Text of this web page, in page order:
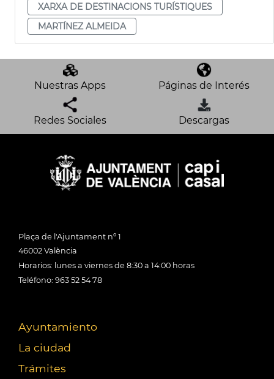
XARXA DE DESTINACIONS TURÍSTIQUES
MARTÍNEZ ALMEIDA
Nuestras Apps Páginas de Interés
Redes Sociales Descargas
Plaça de l'Ajuntament nº 1
46002 València
Horarios: lunes a viernes de 8:30 a 14:00 horas
Teléfono: 963 52 54 78
Ayuntamiento
La ciudad
Trámites